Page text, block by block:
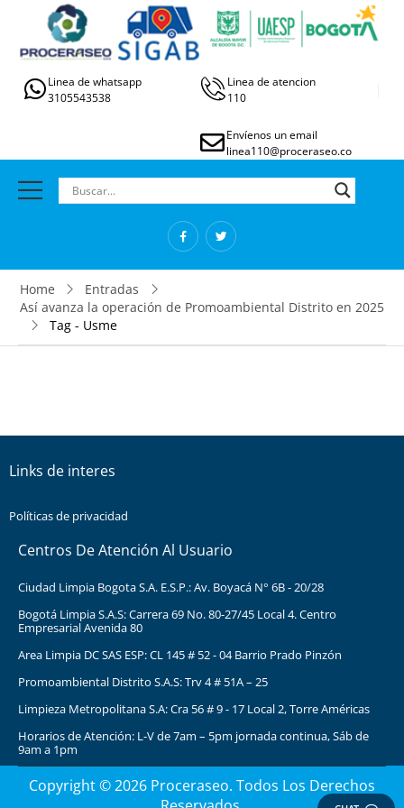
Linea de whatsapp
3105543538
Linea de atencion
110
Envíenos un email
linea110@proceraseo.co
Home
Entradas
Así avanza la operación de Promoambiental Distrito en 2025
Tag - Usme
Links de interes
Políticas de privacidad
Centros De Atención Al Usuario
Ciudad Limpia Bogota S.A. E.S.P.: Av. Boyacá N° 6B - 20/28
Bogotá Limpia S.A.S: Carrera 69 No. 80-27/45 Local 4. Centro
Empresarial Avenida 80
Area Limpia DC SAS ESP: CL 145 # 52 - 04 Barrio Prado Pinzón
Promoambiental Distrito S.A.S: Trv 4 # 51A – 25
Limpieza Metropolitana S.A: Cra 56 # 9 - 17 Local 2, Torre Américas
Horarios de Atención: L-V de 7am – 5pm jornada continua, Sáb de
9am a 1pm
Copyright © 2026 Proceraseo. Todos Los Derechos